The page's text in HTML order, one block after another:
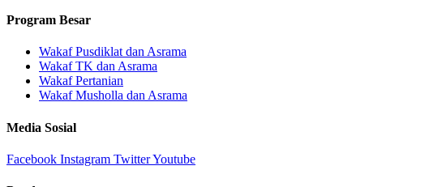
Program Besar
Wakaf Pusdiklat dan Asrama
Wakaf TK dan Asrama
Wakaf Pertanian
Wakaf Musholla dan Asrama
Media Sosial
Facebook Instagram TwitterYoutube